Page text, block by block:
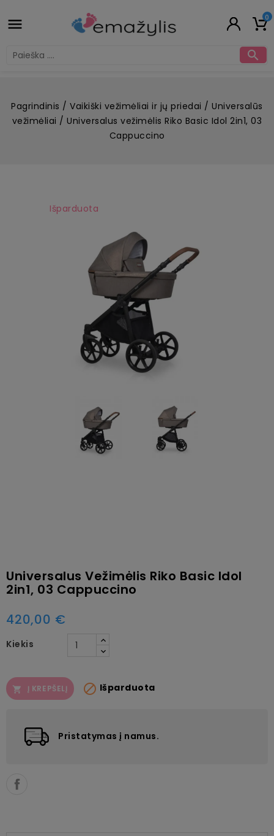
 0

Pagrindinis Vaikiški vežimėliai ir jų priedai
Universalūs
vežimėliai
Universalus vežimėlis Riko Basic Idol 2in1, 03
Cappuccino
Išparduota
Universalus Vežimėlis Riko Basic Idol
2in1, 03 Cappuccino
420,00 €
Kiekis
 Į KREPŠELĮ  Išparduota
Pristatymas į namus.